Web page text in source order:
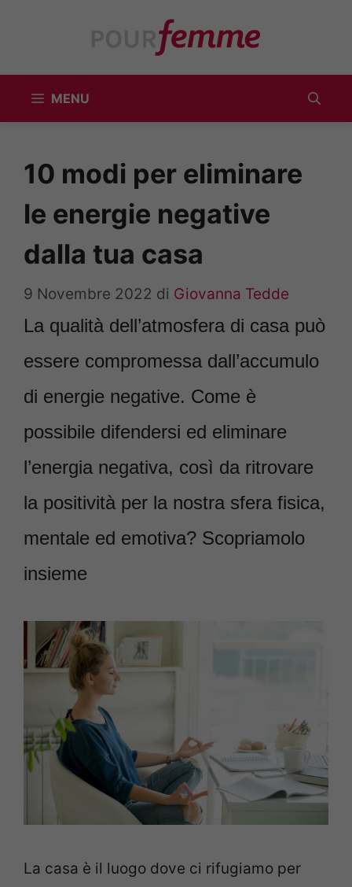
MENU
10 modi per eliminare
le energie negative
dalla tua casa
9 Novembre 2022 di Giovanna Tedde
La qualità dell’atmosfera di casa può
essere compromessa dall’accumulo
di energie negative. Come è
possibile difendersi ed eliminare
l’energia negativa, così da ritrovare
la positività per la nostra sfera fisica,
mentale ed emotiva? Scopriamolo
insieme
La casa è il luogo dove ci rifugiamo per